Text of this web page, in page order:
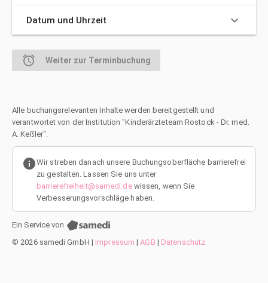
Datum und Uhrzeit keyboard_arrow_down
alarm Weiter zur Terminbuchung
Alle buchungsrelevanten Inhalte werden bereitgestellt und
verantwortet von der Institution "Kinderärzteteam Rostock - Dr. med.
A. Keßler".
infoWir streben danach unsere Buchungsoberfläche barrierefrei
zu gestalten. Lassen Sie uns unter
barrierefreiheit@samedi.dewissen, wenn Sie
Verbesserungsvorschläge haben.
Ein Service von
© 2026 samedi GmbH | Impressum | AGB | Datenschutz